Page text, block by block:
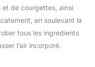
et de courgettes, ainsi
en soulevant la
tous les ingrédients
l’air incorporé.